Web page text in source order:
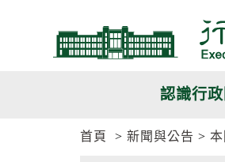
認識行
首頁 新聞與公告